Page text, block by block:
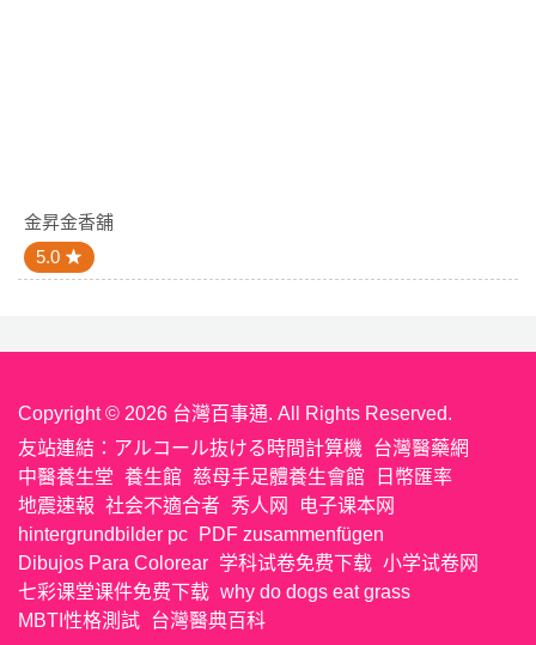
金昇金香舖
5.0
Copyright © 2026 台灣百事通. All Rights Reserved.
友站連結： アルコール抜ける時間計算機
台灣醫藥網
中醫養生堂 養生館 慈母手足體養生會館
日幣匯率
地震速報 社会不適合者 秀人网
电子课本网
hintergrundbilder pc
PDF zusammenfügen
Dibujos Para Colorear 学科试卷免费下载 小学试卷网
七彩课堂课件免费下载 why do dogs eat grass
MBTI性格測試 台灣醫典百科